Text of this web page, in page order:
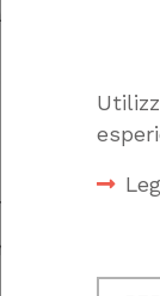
e l’anagrafe
del